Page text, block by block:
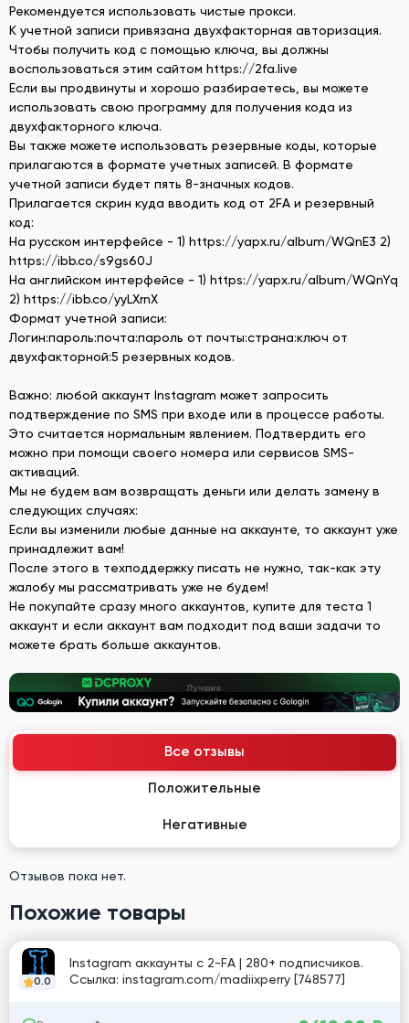
Рекомендуется использовать чистые прокси.
К учетной записи привязана двухфакторная авторизация.
Чтобы получить код с помощью ключа, вы должны
воспользоваться этим сайтом https://2fa.live
Если вы продвинуты и хорошо разбираетесь, вы можете
использовать свою программу для получения кода из
двухфакторного ключа.
Вы также можете использовать резервные коды, которые
прилагаются в формате учетных записей. В формате
учетной записи будет пять 8-значных кодов.
Прилагается скрин куда вводить код от 2FA и резервный
код:
На русском интерфейсе - 1) https://yapx.ru/album/WQnE3 2)
https://ibb.co/s9gs60J
На английском интерфейсе - 1) https://yapx.ru/album/WQnYq
2) https://ibb.co/yyLXrnX
Формат учетной записи:
Логин:пароль:почта:пароль от почты:страна:ключ от
двухфакторной:5 резервных кодов.
Важно: любой аккаунт Instagram может запросить
подтверждение по SMS при входе или в процессе работы.
Это считается нормальным явлением. Подтвердить его
можно при помощи своего номера или сервисов SMS-
активаций.
Мы не будем вам возвращать деньги или делать замену в
следующих случаях:
Если вы изменили любые данные на аккаунте, то аккаунт уже
принадлежит вам!
После этого в техподдержку писать не нужно, так-как эту
жалобу мы рассматривать уже не будем!
Не покупайте сразу много аккаунтов, купите для теста 1
аккаунт и если аккаунт вам подходит под ваши задачи то
можете брать больше аккаунтов.
Все отзывы
Положительные
Негативные
Отзывов пока нет.
Похожие товары
0.0
Instagram аккаунты с 2-FA | 280+ подписчиков.
Ссылка: instagram.com/madiixperry [748577]